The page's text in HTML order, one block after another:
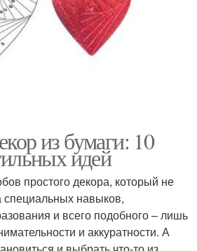
из бумаги: 10
идей
простого декора, который не
специальных навыков,
и всего подобного – лишь
и аккуратности. А